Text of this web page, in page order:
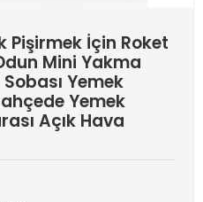
Pişirmek İçin Roket
Mini Yakma
Yemek
Yemek
Açık Hava